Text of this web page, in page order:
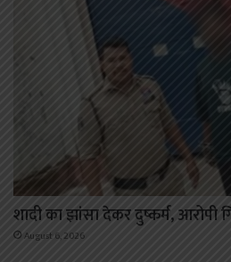
शादी का झांसा देकर दुष्कर्म, आरोपी
August 6, 2026